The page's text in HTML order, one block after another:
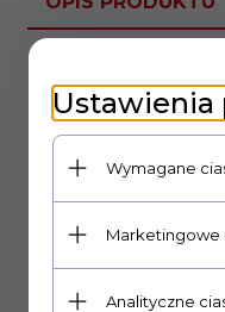
średnica
Uwaga. Gałki
Ustawienia
Wymagane
Marketingowe
Analityczne